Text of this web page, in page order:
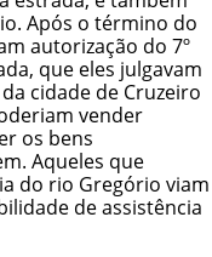
Após o término do
autorização do 7º
que eles julgavam
cidade de Cruzeiro
vender
os bens
Aqueles que
do rio Gregório viam
de assistência